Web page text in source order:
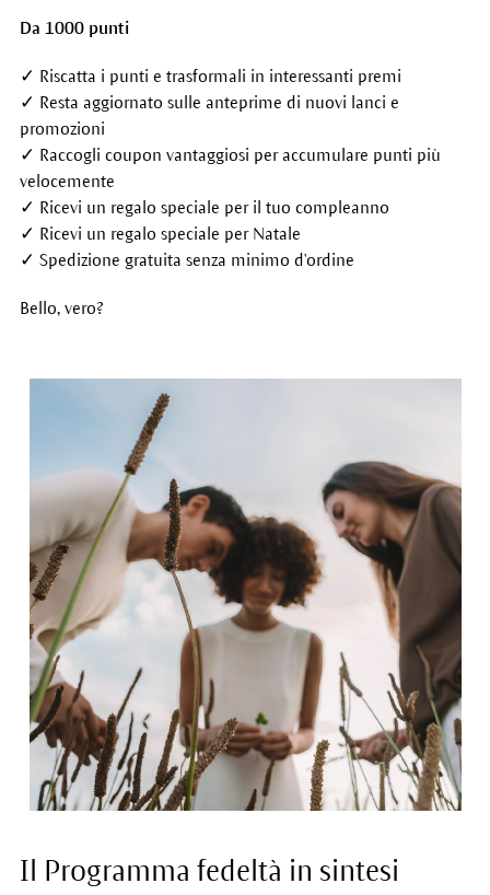
Da 1000 punti
✓ Riscatta i punti e trasformali in interessanti premi
✓ Resta aggiornato sulle anteprime di nuovi lanci e
promozioni
✓ Raccogli coupon vantaggiosi per accumulare punti più
velocemente
✓ Ricevi un regalo speciale per il tuo compleanno
✓ Ricevi un regalo speciale per Natale
✓ Spedizione gratuita senza minimo d'ordine
Bello, vero?
Il Programma fedeltà in sintesi